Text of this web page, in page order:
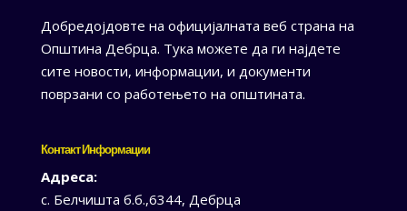
Добредојдовте на официјалната веб страна на
Општина Дебрца. Тука можете да ги најдете
сите новости, информации, и документи
поврзани со работењето на општината.
Контакт Информации
Адреса:
с. Белчишта б.б.,6344, Дебрца